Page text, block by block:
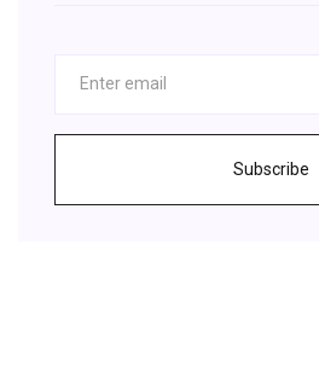
Subscribe